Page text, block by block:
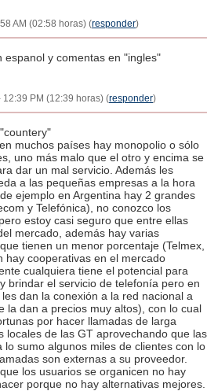
AM (02:58 horas) (responder)
espanol y comentas en "ingles"
12:39 PM (12:39 horas) (responder)
muchos países hay monopolio o sólo
uno más malo que el otro y encima se
dar un mal servicio. Además les
a las pequeñas empresas a la hora
ejemplo en Argentina hay 2 grandes
y Telefónica), no conozco los
estoy casi seguro que entre ellas
mercado, además hay varias
tienen un menor porcentaje (Telmex,
hay cooperativas en el mercado
cualquiera tiene el potencial para
brindar el servicio de telefonía pero en
dan la conexión a la red nacional a
la dan a precios muy altos), con lo cual
por hacer llamadas de larga
locales de las GT aprovechando que las
lo sumo algunos miles de clientes con lo
son externas a su proveedor.
los usuarios se organicen no hay
porque no hay alternativas mejores.